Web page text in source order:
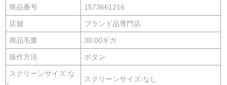
商品番号 1573661216
店舗 ブランド品専門店
商品毛重 30.00ギガ
操作方法 ボタン
スクリーンサイズ:な
スクリーンサイズ:なし